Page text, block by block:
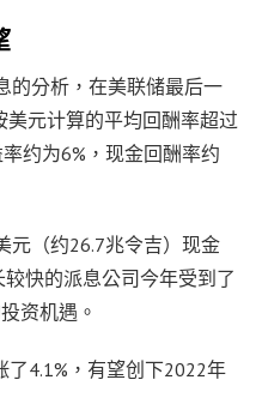
的分析，在美联储最后一
元计算的平均回酬率超过
约为6%，现金回酬率约
元（约26.7兆令吉）现金
快的派息公司今年受到了
资机遇。
了4.1%，有望创下2022年